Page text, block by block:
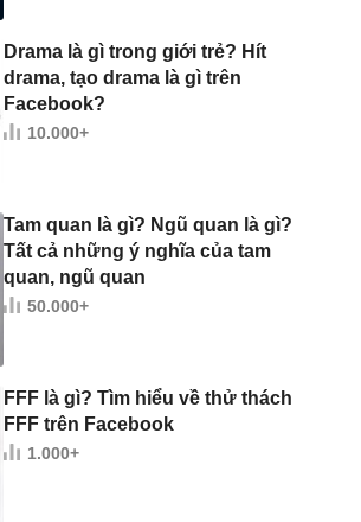
Drama là gì trong giới trẻ? Hít
drama, tạo drama là gì trên
Facebook?
10.000+
Tam quan là gì? Ngũ quan là gì?
Tất cả những ý nghĩa của tam
quan, ngũ quan
50.000+
FFF là gì? Tìm hiểu về thử thách
FFF trên Facebook
1.000+